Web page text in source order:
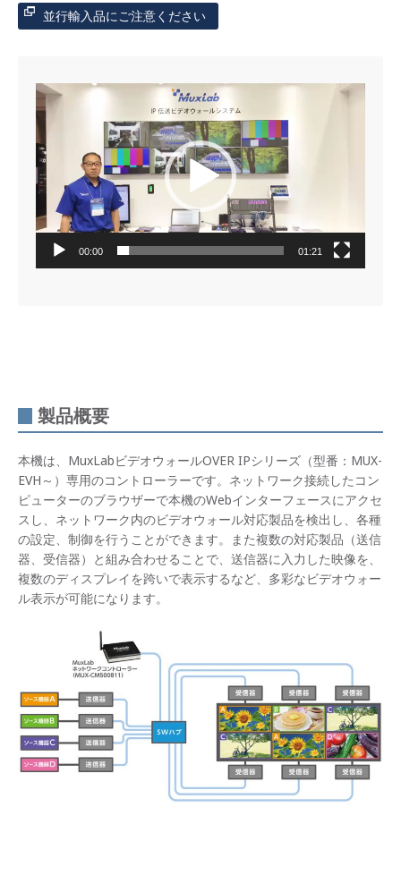
並行輸入品にご注意ください
動
画
プ
レ
ー
ヤ
ー
00:00 01:21
製品概要
本機は、MuxLabビデオウォールOVER IPシリーズ（型番：MUX-
EVH～）専用のコントローラーです。ネットワーク接続したコン
ピューターのブラウザーで本機のWebインターフェースにアクセ
スし、ネットワーク内のビデオウォール対応製品を検出し、各種
の設定、制御を行うことができます。また複数の対応製品（送信
器、受信器）と組み合わせることで、送信器に入力した映像を、
複数のディスプレイを跨いで表示するなど、多彩なビデオウォー
ル表示が可能になります。